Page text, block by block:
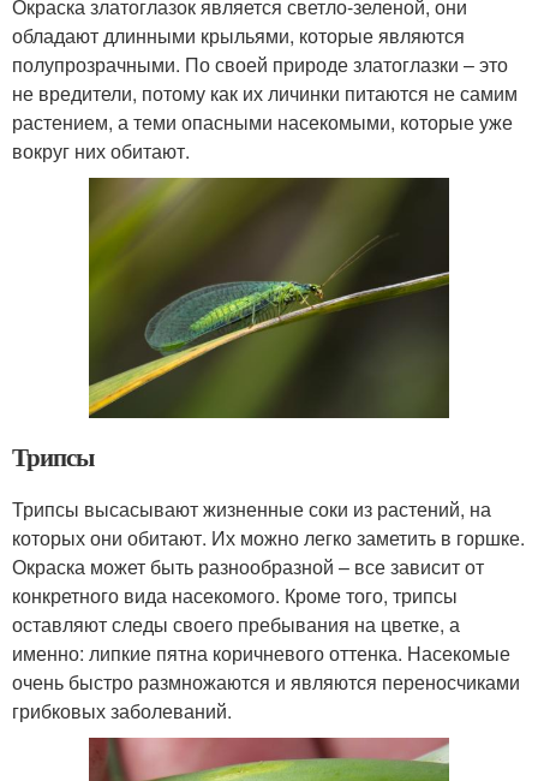
Окраска златоглазок является светло-зеленой, они
обладают длинными крыльями, которые являются
полупрозрачными. По своей природе златоглазки – это
не вредители, потому как их личинки питаются не самим
растением, а теми опасными насекомыми, которые уже
вокруг них обитают.
Трипсы
Трипсы высасывают жизненные соки из растений, на
которых они обитают. Их можно легко заметить в горшке.
Окраска может быть разнообразной – все зависит от
конкретного вида насекомого. Кроме того, трипсы
оставляют следы своего пребывания на цветке, а
именно: липкие пятна коричневого оттенка. Насекомые
очень быстро размножаются и являются переносчиками
грибковых заболеваний.